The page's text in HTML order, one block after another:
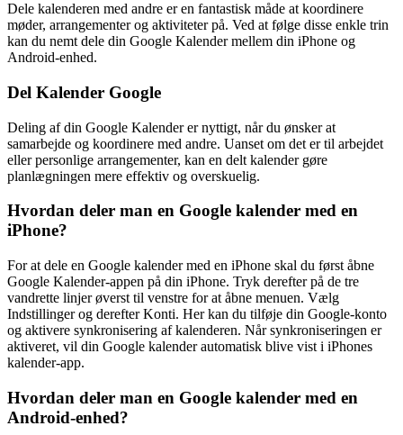
Dele kalenderen med andre er en fantastisk måde at koordinere
møder, arrangementer og aktiviteter på. Ved at følge disse enkle trin
kan du nemt dele din Google Kalender mellem din iPhone og
Android-enhed.
Del Kalender Google
Deling af din Google Kalender er nyttigt, når du ønsker at
samarbejde og koordinere med andre. Uanset om det er til arbejdet
eller personlige arrangementer, kan en delt kalender gøre
planlægningen mere effektiv og overskuelig.
Hvordan deler man en Google kalender med en
iPhone?
For at dele en Google kalender med en iPhone skal du først åbne
Google Kalender-appen på din iPhone. Tryk derefter på de tre
vandrette linjer øverst til venstre for at åbne menuen. Vælg
Indstillinger og derefter Konti. Her kan du tilføje din Google-konto
og aktivere synkronisering af kalenderen. Når synkroniseringen er
aktiveret, vil din Google kalender automatisk blive vist i iPhones
kalender-app.
Hvordan deler man en Google kalender med en
Android-enhed?